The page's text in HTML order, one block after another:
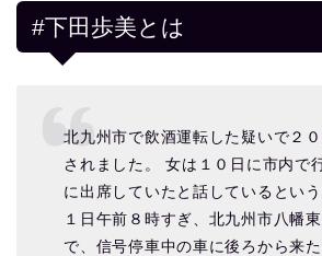
#下田歩美とは
北九州市で飲酒運転した疑いで２
されました。 女は１０日に市内で
に出席していたと話しているとい
１日午前８時すぎ、北九州市八幡
で、信号停車中の車に後ろから来